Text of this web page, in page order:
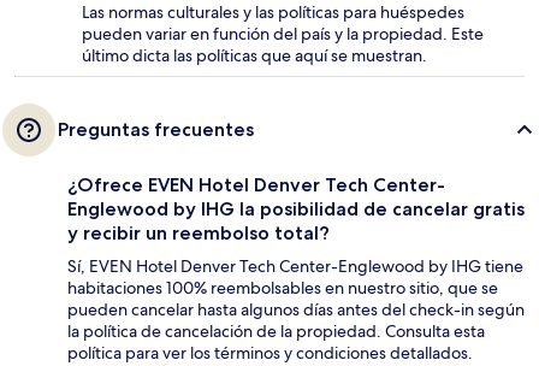
Las normas culturales y las políticas para huéspedes
pueden variar en función del país y la propiedad. Este
último dicta las políticas que aquí se muestran.
Preguntas frecuentes
¿Ofrece EVEN Hotel Denver Tech Center-
Englewood by IHG la posibilidad de cancelar gratis
y recibir un reembolso total?
Sí, EVEN Hotel Denver Tech Center-Englewood by IHG tiene
habitaciones 100% reembolsables en nuestro sitio, que se
pueden cancelar hasta algunos días antes del check-in según
la política de cancelación de la propiedad. Consulta esta
política para ver los términos y condiciones detallados.